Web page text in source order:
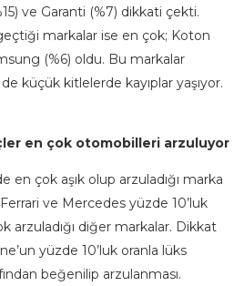
ve Garanti (%7) dikkati çekti.
markalar ise en çok; Koton
(%6) oldu. Bu markalar
küçük kitlelerde kayıplar yaşıyor.
en çok otomobilleri arzuluyor
en çok aşık olup arzuladığı marka
ve Mercedes yüzde 10’luk
arzuladığı diğer markalar. Dikkat
yüzde 10’luk oranla lüks
beğenilip arzulanması.